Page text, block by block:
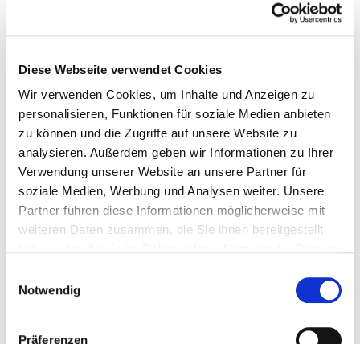
Diese Webseite verwendet Cookies
Wir verwenden Cookies, um Inhalte und Anzeigen zu
personalisieren, Funktionen für soziale Medien anbieten
zu können und die Zugriffe auf unsere Website zu
analysieren. Außerdem geben wir Informationen zu Ihrer
Verwendung unserer Website an unsere Partner für
soziale Medien, Werbung und Analysen weiter. Unsere
Partner führen diese Informationen möglicherweise mit
weiteren Daten zusammen, die Sie ihnen bereitgestellt
Notwendig
Präferenzen
Fistel
6
Pneumothorax - Spontaner
Spannungspneumothorax
J93.0
Sonstige Sepsis - Sepsis
durch sonstige
gramnegative Erreger -
Pseudomonas
A41.52 5
Sonstige Sepsis - Sonstige
näher bezeichnete Sepsis
A41.8 5
Neubildung an sonstigen